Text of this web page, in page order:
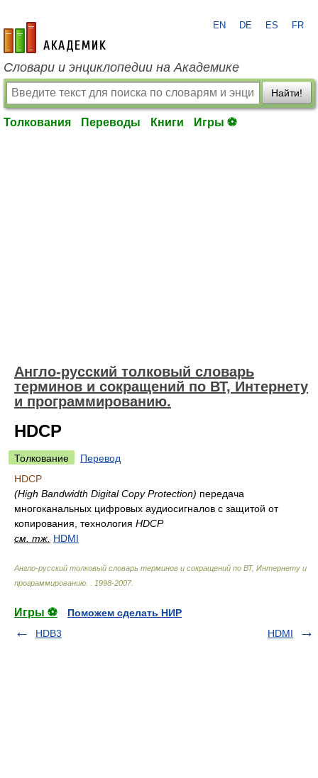
academic.ru
EN DE ES FR
Словари и энциклопедии на Академике
Найти!
Толкования Переводы Книги Игры ⚽
Англо-русский толковый словарь
терминов и сокращений по ВТ, Интернету
и программированию.
HDCP
Толкование
Перевод
HDCP
(High Bandwidth Digital Copy Protection) передача
многоканальных цифровых аудиосигналов с защитой от
копирования, технология HDCP
см. тж. HDMI
Англо-русский толковый словарь терминов и сокращений по ВТ, Интернету и
программированию.
1998-2007.
Игры ⚽
Поможем сделать НИР
HDB3
HDMI